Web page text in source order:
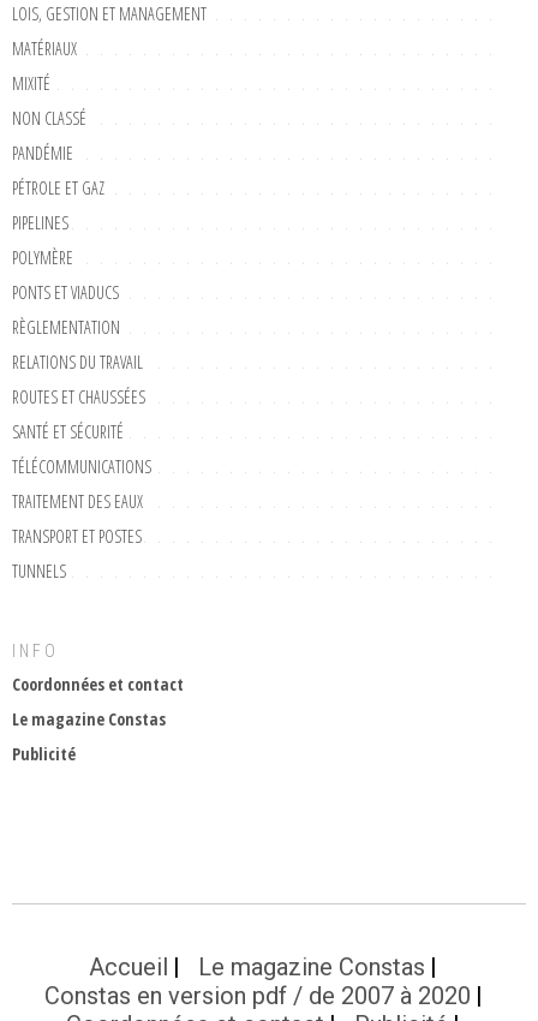
LOIS, GESTION ET MANAGEMENT
MATÉRIAUX
MIXITÉ
NON CLASSÉ
PANDÉMIE
PÉTROLE ET GAZ
PIPELINES
POLYMÈRE
PONTS ET VIADUCS
RÈGLEMENTATION
RELATIONS DU TRAVAIL
ROUTES ET CHAUSSÉES
SANTÉ ET SÉCURITÉ
TÉLÉCOMMUNICATIONS
TRAITEMENT DES EAUX
TRANSPORT ET POSTES
TUNNELS
INFO
Coordonnées et contact
Le magazine Constas
Publicité
Accueil
Le magazine Constas
Constas en version pdf / de 2007 à 2020